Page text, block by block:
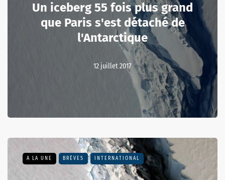
Un iceberg 55 fois plus grand
que Paris s'est détaché de
l'Antarctique
12 juillet 2017
A LA UNE BRÈVES INTERNATIONAL